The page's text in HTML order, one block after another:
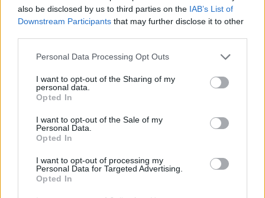
also be disclosed by us to third parties on the IAB’s List of
Downstream Participants that may further disclose it to other
Please note that this website/app uses one or more Google
not limited to your visit or usage behaviour. You may click to
grant or deny consent to Google and its third-party tags to
use your data for below specified purposes in below Google
consent section.
Personal Data Processing Opt Outs
I want to opt-out of the Sharing of my
personal data.
Opted In
I want to opt-out of the Sale of my
Personal Data.
Opted In
I want to opt-out of processing my
Personal Data for Targeted Advertising.
Opted In
Vezet, úszik és repül a nyomtatott
konceptautó
•2016. május 23.
Aldric Negrier portugál robotikus és 3D designer
2010 óta foglalkozik a bluetoothon keresztül
okostelefonos vagy számítógépes irányítású, de